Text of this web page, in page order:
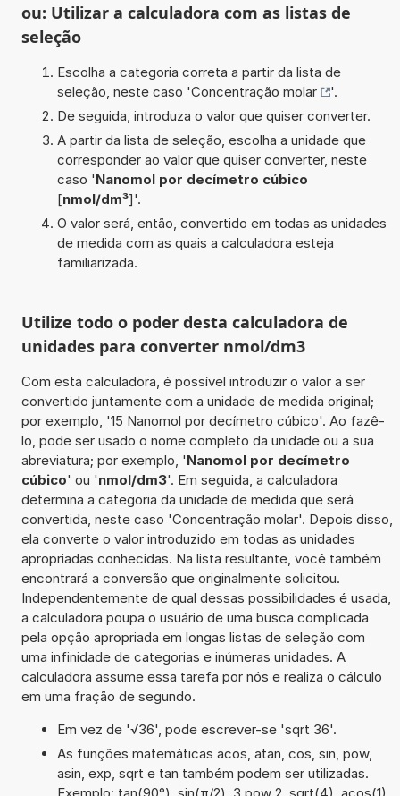
ou: Utilizar a calculadora com as listas de
seleção
Escolha a categoria correta a partir da lista de
seleção, neste caso 'Concentração molar
'.
De seguida, introduza o valor que quiser converter.
A partir da lista de seleção, escolha a unidade que
corresponder ao valor que quiser converter, neste
caso 'Nanomol por decímetro cúbico
[nmol/dm³]'.
O valor será, então, convertido em todas as unidades
de medida com as quais a calculadora esteja
familiarizada.
Utilize todo o poder desta calculadora de
unidades para converter nmol/dm3
Com esta calculadora, é possível introduzir o valor a ser
convertido juntamente com a unidade de medida original;
por exemplo, '15 Nanomol por decímetro cúbico'. Ao fazê-
lo, pode ser usado o nome completo da unidade ou a sua
abreviatura; por exemplo, 'Nanomol por decímetro
cúbico' ou 'nmol/dm3'. Em seguida, a calculadora
determina a categoria da unidade de medida que será
convertida, neste caso 'Concentração molar'. Depois disso,
ela converte o valor introduzido em todas as unidades
apropriadas conhecidas. Na lista resultante, você também
encontrará a conversão que originalmente solicitou.
Independentemente de qual dessas possibilidades é usada,
a calculadora poupa o usuário de uma busca complicada
pela opção apropriada em longas listas de seleção com
uma infinidade de categorias e inúmeras unidades. A
calculadora assume essa tarefa por nós e realiza o cálculo
em uma fração de segundo.
Em vez de '√36', pode escrever-se 'sqrt 36'.
As funções matemáticas acos, atan, cos, sin, pow,
asin, exp, sqrt e tan também podem ser utilizadas.
Exemplo: tan(90°), sin(π/2), 3 pow 2, sqrt(4), acos(1),